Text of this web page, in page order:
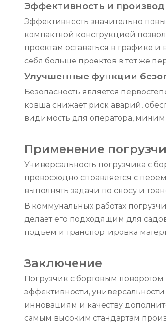
Эффективность и
Эффективность значительно
компактной конструкцией
проектам оставаться в графике
себя больше проектов в тот же
Улучшенные функции
Безопасность является
ковша снижает риск аварий,
видимость для оператора,
Применение
Универсальность погрузчика с
превосходно справляется с
выполнять задачи по сносу и
В коммунальных работах
делает его подходящим для
подъем и транспортировка
Заключение
Погрузчик с бортовым
эффективности,
инновациям и качеству
самым высоким стандартам